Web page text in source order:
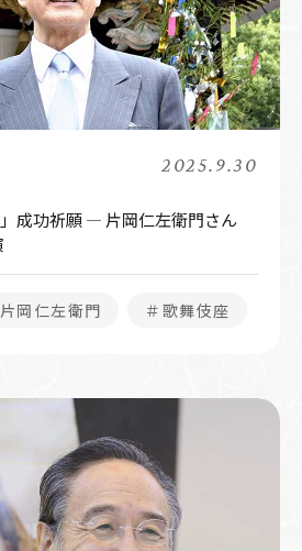
2025.9.30
」成功祈願 ― 片岡仁左衛門さん
岡仁左衛門 ＃歌舞伎座